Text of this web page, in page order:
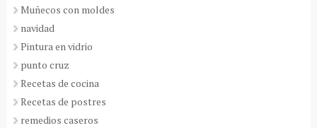
Muñecos con moldes
navidad
Pintura en vidrio
punto cruz
Recetas de cocina
Recetas de postres
remedios caseros